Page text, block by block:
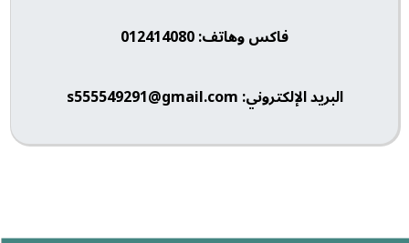
فاكس وهاتف: 012414080
البريد الإلكتروني: s555549291@gmail.com